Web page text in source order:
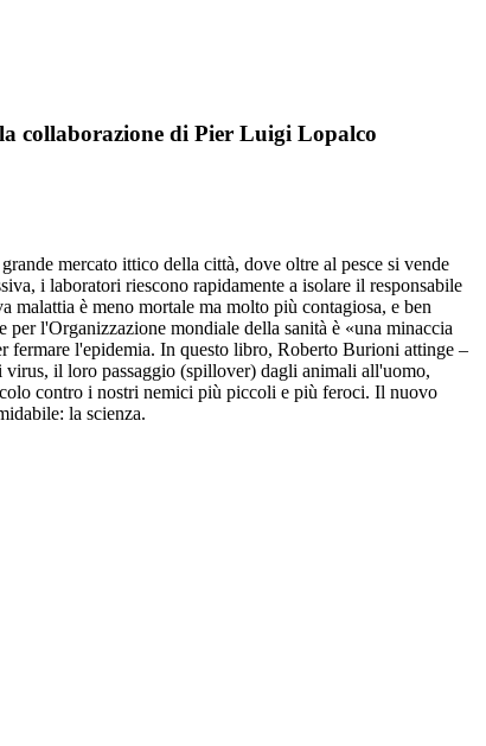
collaborazione di Pier Luigi Lopalco
mercato ittico della città, dove oltre al pesce si vende
i laboratori riescono rapidamente a isolare il responsabile
è meno mortale ma molto più contagiosa, e ben
per l'Organizzazione mondiale della sanità è «una minaccia
fermare l'epidemia. In questo libro, Roberto Burioni attinge –
virus, il loro passaggio (spillover) dagli animali all'uomo,
contro i nostri nemici più piccoli e più feroci. Il nuovo
la scienza.